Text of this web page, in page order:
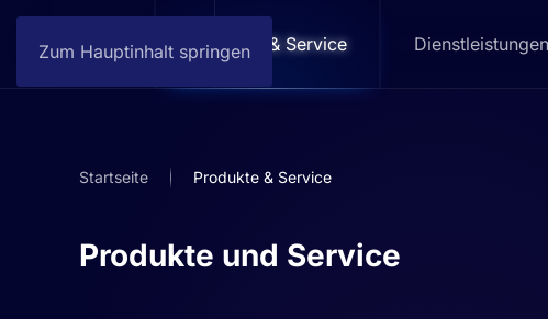
Zum Hauptinhalt springen
Home Produkte & Service Dienstleistungen
Startseite Produkte & Service
Produkte und Service